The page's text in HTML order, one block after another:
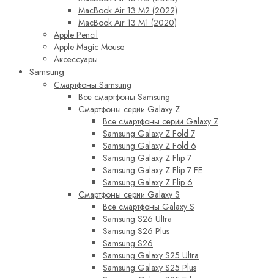
MacBook Air 13 M2 (2022)
MacBook Air 13 M1 (2020)
Apple Pencil
Apple Magic Mouse
Аксессуары
Samsung
Смартфоны Samsung
Все смартфоны Samsung
Смартфоны серии Galaxy Z
Все смартфоны серии Galaxy Z
Samsung Galaxy Z Fold 7
Samsung Galaxy Z Fold 6
Samsung Galaxy Z Flip 7
Samsung Galaxy Z Flip 7 FE
Samsung Galaxy Z Flip 6
Смартфоны серии Galaxy S
Все смартфоны Galaxy S
Samsung S26 Ultra
Samsung S26 Plus
Samsung S26
Samsung Galaxy S25 Ultra
Samsung Galaxy S25 Plus